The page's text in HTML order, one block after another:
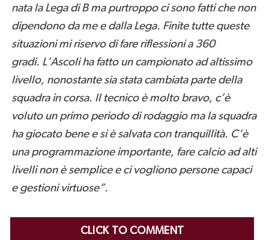
nata la Lega di B ma purtroppo ci sono fatti che non
dipendono da me e dalla Lega. Finite tutte queste
situazioni mi riservo di fare riflessioni a 360
gradi. L’Ascoli ha fatto un campionato ad altissimo
livello, nonostante sia stata cambiata parte della
squadra in corsa. Il tecnico è molto bravo, c’è
voluto un primo periodo di rodaggio ma la squadra
ha giocato bene e si è salvata con tranquillità. C’è
una programmazione importante, fare calcio ad alti
livelli non è semplice e ci vogliono persone capaci
e gestioni virtuose”.
CLICK TO COMMENT